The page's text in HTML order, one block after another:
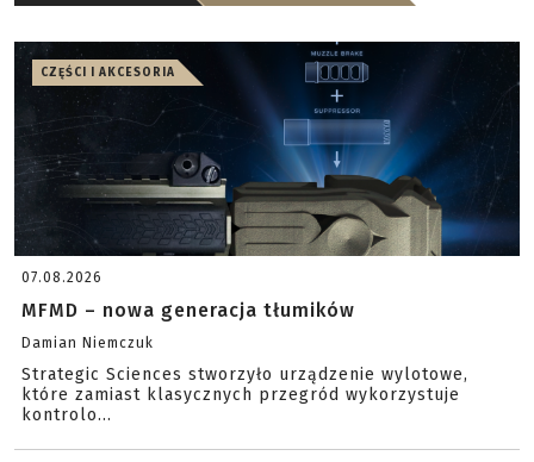
CZĘŚCI I AKCESORIA
07.08.2026
MFMD – nowa generacja tłumików
Damian Niemczuk
Strategic Sciences stworzyło urządzenie wylotowe,
które zamiast klasycznych przegród wykorzystuje
kontrolo...